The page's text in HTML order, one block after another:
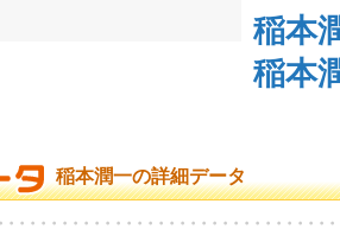
稲本
稲本
稲本潤一の詳細データ